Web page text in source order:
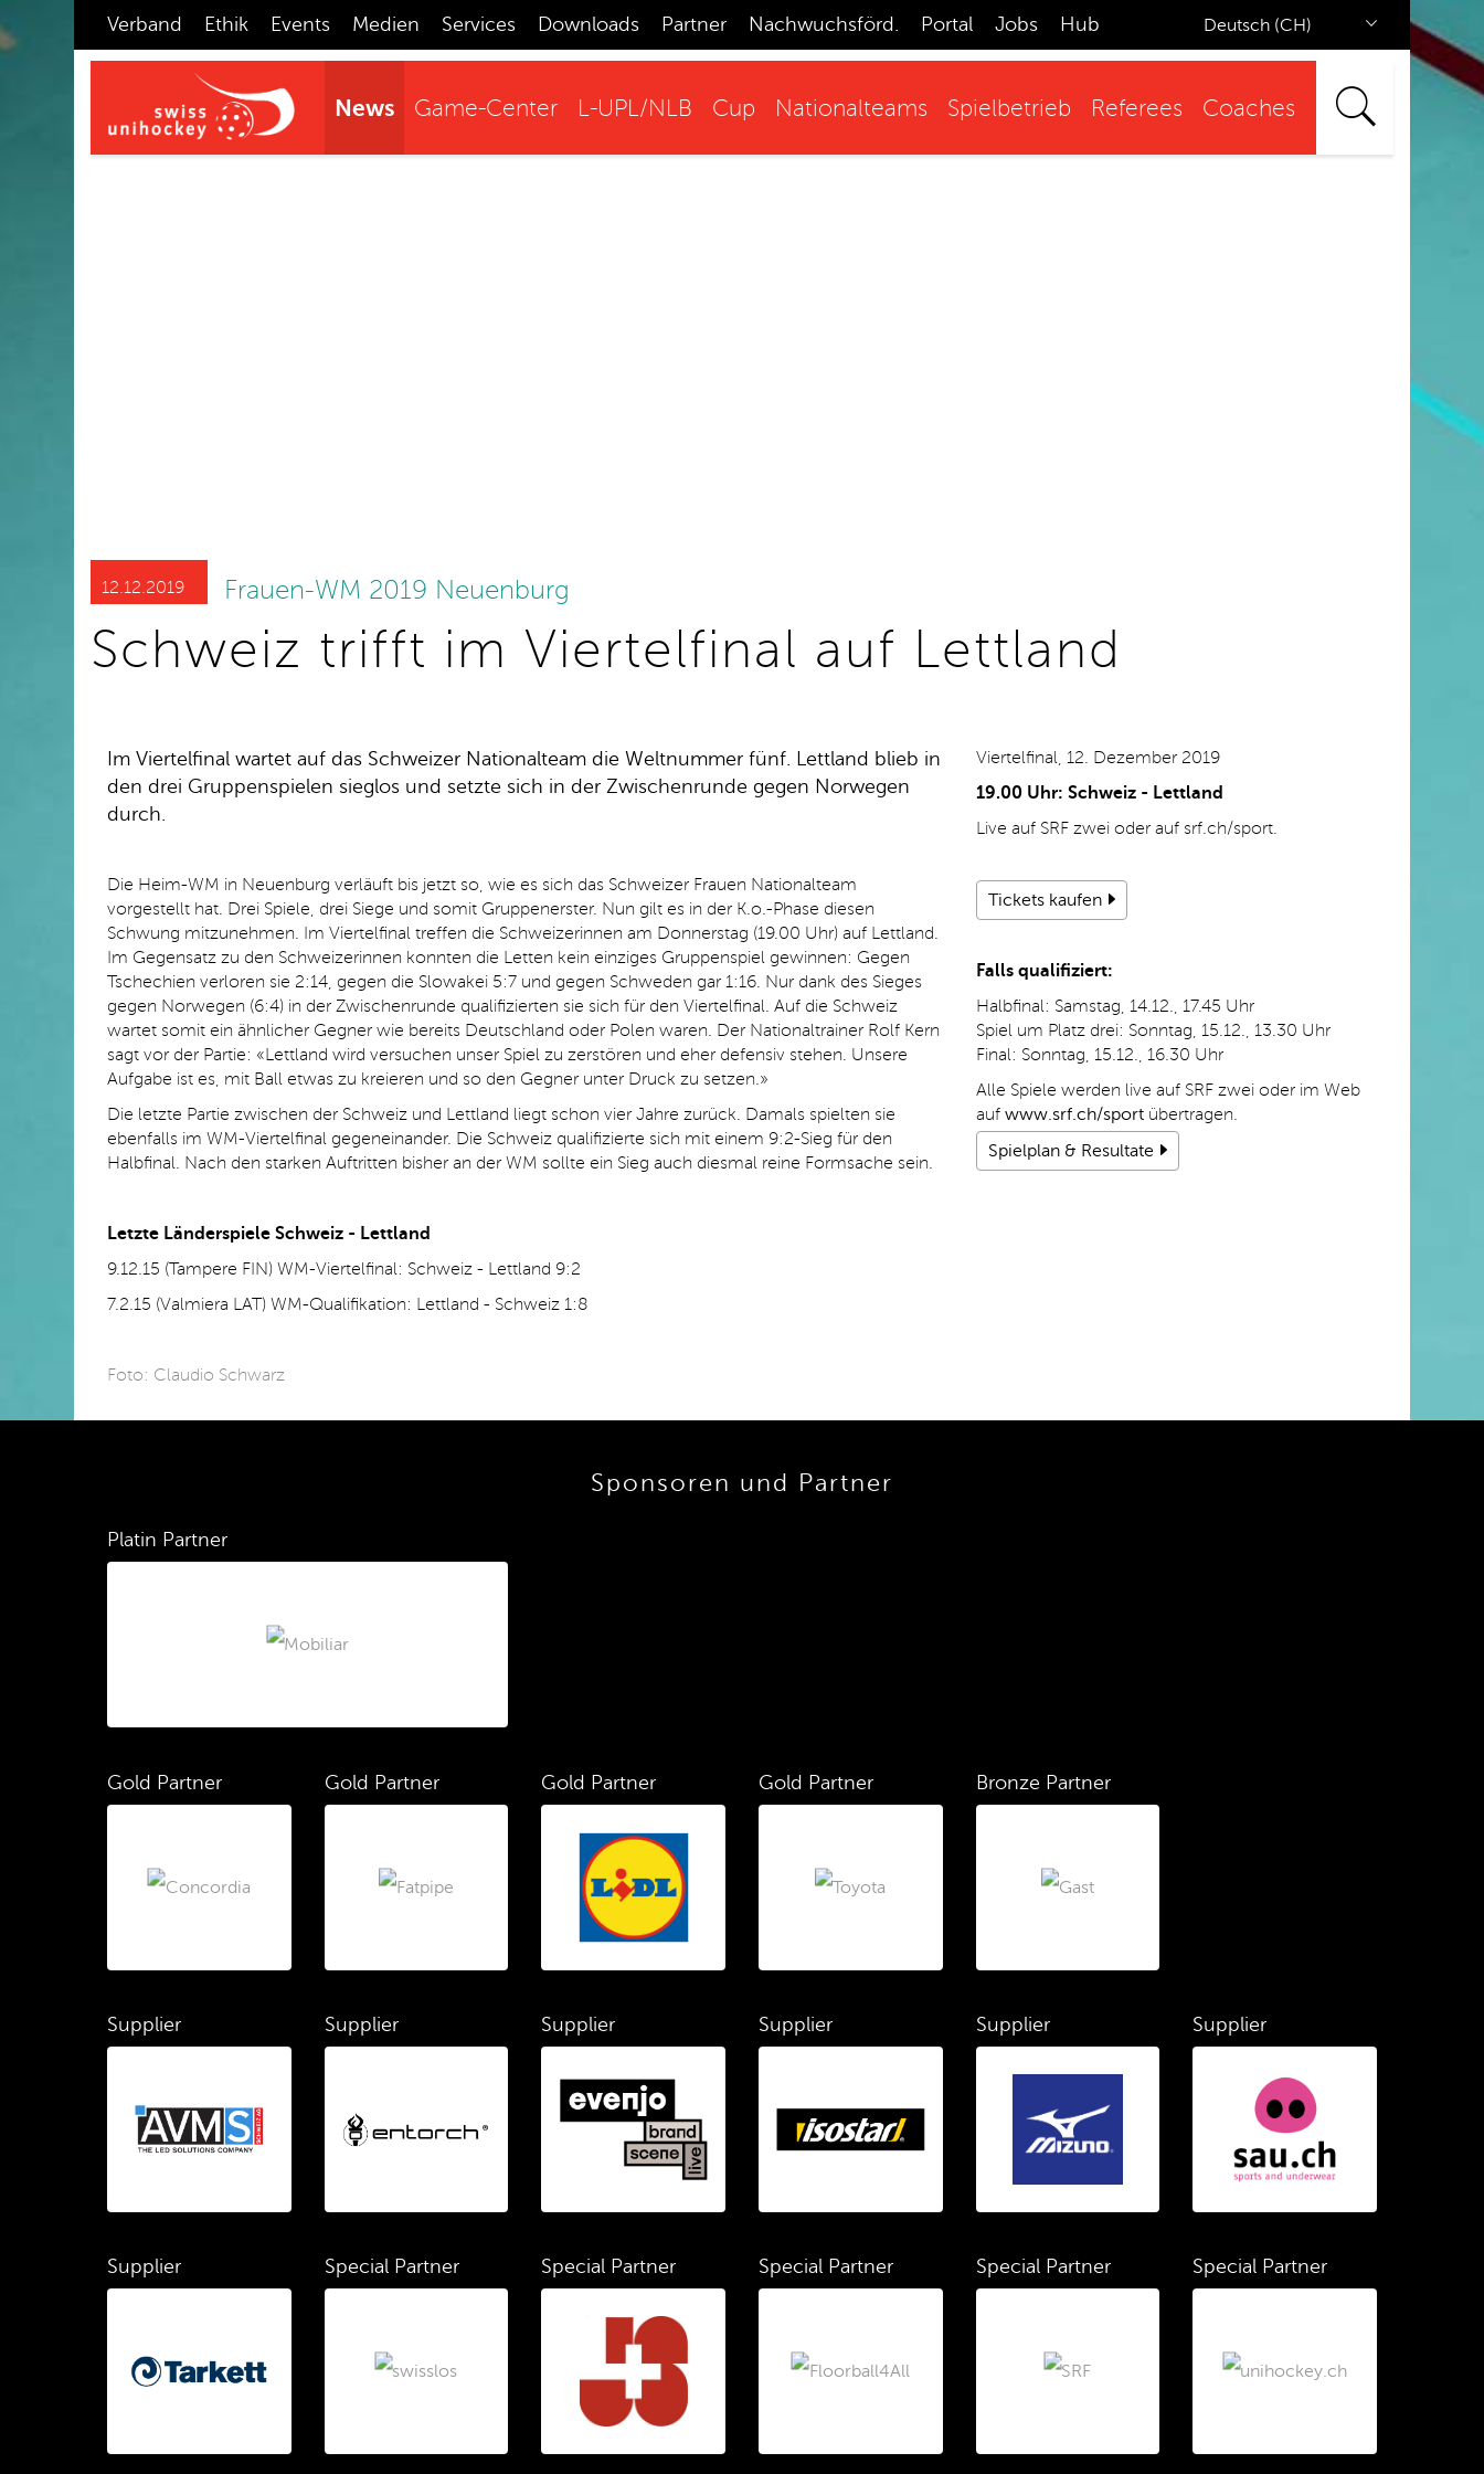
Verband Ethik Events Medien Services Downloads Partner Nachwuchsförd. Portal Jobs Hub Deutsch (CH)
News Game-Center L-UPL/NLB Cup Nationalteams Spielbetrieb Referees Coaches
12.12.2019 Frauen-WM 2019 Neuenburg
Schweiz trifft im Viertelfinal auf Lettland
Im Viertelfinal wartet auf das Schweizer Nationalteam die Weltnummer fünf. Lettland blieb in
den drei Gruppenspielen sieglos und setzte sich in der Zwischenrunde gegen Norwegen
durch.
Die Heim-WM in Neuenburg verläuft bis jetzt so, wie es sich das Schweizer Frauen Nationalteam
vorgestellt hat. Drei Spiele, drei Siege und somit Gruppenerster. Nun gilt es in der K.o.-Phase diesen
Schwung mitzunehmen. Im Viertelfinal treffen die Schweizerinnen am Donnerstag (19.00 Uhr) auf Lettland.
Im Gegensatz zu den Schweizerinnen konnten die Letten kein einziges Gruppenspiel gewinnen: Gegen
Tschechien verloren sie 2:14, gegen die Slowakei 5:7 und gegen Schweden gar 1:16. Nur dank des Sieges
gegen Norwegen (6:4) in der Zwischenrunde qualifizierten sie sich für den Viertelfinal. Auf die Schweiz
wartet somit ein ähnlicher Gegner wie bereits Deutschland oder Polen waren. Der Nationaltrainer Rolf Kern
sagt vor der Partie: «Lettland wird versuchen unser Spiel zu zerstören und eher defensiv stehen. Unsere
Aufgabe ist es, mit Ball etwas zu kreieren und so den Gegner unter Druck zu setzen.»
Die letzte Partie zwischen der Schweiz und Lettland liegt schon vier Jahre zurück. Damals spielten sie
ebenfalls im WM-Viertelfinal gegeneinander. Die Schweiz qualifizierte sich mit einem 9:2-Sieg für den
Halbfinal. Nach den starken Auftritten bisher an der WM sollte ein Sieg auch diesmal reine Formsache sein.
Letzte Länderspiele Schweiz - Lettland
9.12.15 (Tampere FIN) WM-Viertelfinal: Schweiz - Lettland 9:2
7.2.15 (Valmiera LAT) WM-Qualifikation: Lettland - Schweiz 1:8
Viertelfinal, 12. Dezember 2019
19.00 Uhr: Schweiz - Lettland
Live auf SRF zwei oder auf srf.ch/sport.
Tickets kaufen
Falls qualifiziert:
Halbfinal: Samstag, 14.12., 17.45 Uhr
Spiel um Platz drei: Sonntag, 15.12., 13.30 Uhr
Final: Sonntag, 15.12., 16.30 Uhr
Alle Spiele werden live auf SRF zwei oder im Web
auf www.srf.ch/sportübertragen.
Spielplan & Resultate
Foto: Claudio Schwarz
Sponsoren und Partner
Platin Partner
Gold Partner Gold Partner Gold Partner Gold Partner Bronze Partner
Supplier Supplier Supplier Supplier Supplier Supplier
Supplier Special Partner Special Partner Special Partner Special Partner Special Partner